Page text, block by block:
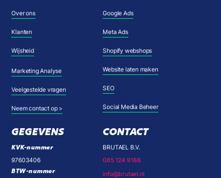
Over ons
Klanten
Wijsheid
Marketing Analyse
Veelgestelde vragen
Neem contact op >
Google Ads
Meta Ads
Shopify webshops
Website laten maken
SEO
Social Media Beheer
GEGEVENS
KVK-nummer
97603406
BTW-nummer
CONTACT
BRUTAEL B.V.
085 124 9188
info@brutael.nl